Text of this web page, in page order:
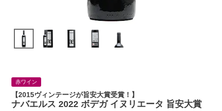
赤ワイン
【2015ヴィンテージが旨安大賞受賞！】
ナバエルス 2022 ボデガ イヌリエータ 旨安大賞